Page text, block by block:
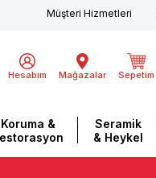
Müşteri Hizmetleri
Hesabım Mağazalar Sepetim
Koruma &
Seramik
& Heykel